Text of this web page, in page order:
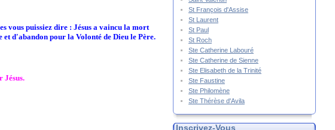
vous puissiez dire : Jésus a vaincu la mort
d'abandon pour la Volonté de Dieu le Père.
Jésus.
St François d'Assise
St Laurent
St Paul
St Roch
Ste Catherine Labouré
Ste Catherine de Sienne
Ste Elisabeth de la Trinité
Ste Faustine
Ste Philomène
Ste Thérèse d'Avila
Inscrivez-Vous